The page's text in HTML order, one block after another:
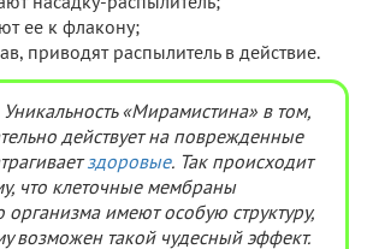
насадку-распылитель;
ее к флакону;
приводят распылитель в действие.
Уникальность «Мирамистина» в том,
действует на поврежденные
здоровые. Так происходит
что клеточные мембраны
организма имеют особую структуру,
возможен такой чудесный эффект.